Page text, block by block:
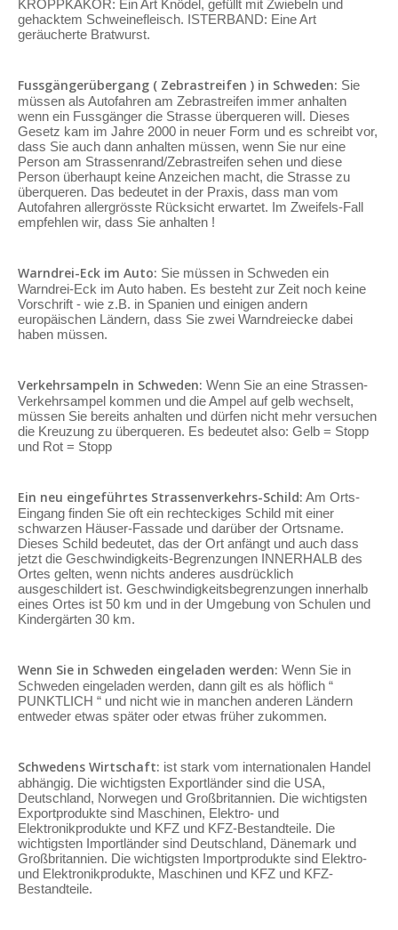
KROPPKAKOR: Ein Art Knödel, gefüllt mit Zwiebeln und
gehacktem Schweinefleisch. ISTERBAND: Eine Art
geräucherte Bratwurst.
Fussgängerübergang ( Zebrastreifen ) in Schweden: Sie
müssen als Autofahren am Zebrastreifen immer anhalten
wenn ein Fussgänger die Strasse überqueren will. Dieses
Gesetz kam im Jahre 2000 in neuer Form und es schreibt vor,
dass Sie auch dann anhalten müssen, wenn Sie nur eine
Person am Strassenrand/Zebrastreifen sehen und diese
Person überhaupt keine Anzeichen macht, die Strasse zu
überqueren. Das bedeutet in der Praxis, dass man vom
Autofahren allergrösste Rücksicht erwartet. Im Zweifels-Fall
empfehlen wir, dass Sie anhalten !
Warndrei-Eck im Auto: Sie müssen in Schweden ein
Warndrei-Eck im Auto haben. Es besteht zur Zeit noch keine
Vorschrift - wie z.B. in Spanien und einigen andern
europäischen Ländern, dass Sie zwei Warndreiecke dabei
haben müssen.
Verkehrsampeln in Schweden: Wenn Sie an eine Strassen-
Verkehrsampel kommen und die Ampel auf gelb wechselt,
müssen Sie bereits anhalten und dürfen nicht mehr versuchen
die Kreuzung zu überqueren. Es bedeutet also: Gelb = Stopp
und Rot = Stopp
Ein neu eingeführtes Strassenverkehrs-Schild: Am Orts-
Eingang finden Sie oft ein rechteckiges Schild mit einer
schwarzen Häuser-Fassade und darüber der Ortsname.
Dieses Schild bedeutet, das der Ort anfängt und auch dass
jetzt die Geschwindigkeits-Begrenzungen INNERHALB des
Ortes gelten, wenn nichts anderes ausdrücklich
ausgeschildert ist. Geschwindigkeitsbegrenzungen innerhalb
eines Ortes ist 50 km und in der Umgebung von Schulen und
Kindergärten 30 km.
Wenn Sie in Schweden eingeladen werden: Wenn Sie in
Schweden eingeladen werden, dann gilt es als höflich “
PUNKTLICH “ und nicht wie in manchen anderen Ländern
entweder etwas später oder etwas früher zukommen.
Schwedens Wirtschaft: ist stark vom internationalen Handel
abhängig. Die wichtigsten Exportländer sind die USA,
Deutschland, Norwegen und Großbritannien. Die wichtigsten
Exportprodukte sind Maschinen, Elektro- und
Elektronikprodukte und KFZ und KFZ-Bestandteile. Die
wichtigsten Importländer sind Deutschland, Dänemark und
Großbritannien. Die wichtigsten Importprodukte sind Elektro-
und Elektronikprodukte, Maschinen und KFZ und KFZ-
Bestandteile.